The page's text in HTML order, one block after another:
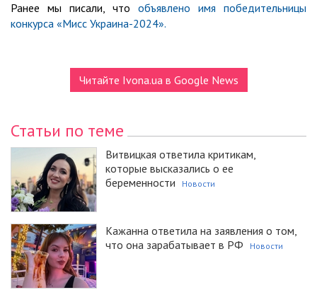
Ранее мы писали, что объявлено имя победительницы
конкурса «Мисс Украина-2024».
Читайте Ivona.ua в Google News
Статьи по теме
Витвицкая ответила критикам,
которые высказались о ее
беременности
Новости
Кажанна ответила на заявления о том,
что она зарабатывает в РФ
Новости